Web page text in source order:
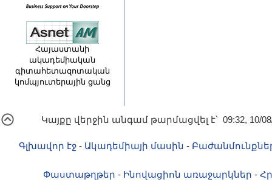
Հայաստանի
ակադեմիական
գիտահետազոտական
կոմպյուտերային ցանց
Կայքը վերջին անգամ թարմացվել է՝ 09:32, 10/
Գլխավոր էջ - Ակադեմիայի մասին -
Փաստաթղթեր - Ինովացիոն առաջարկներ -